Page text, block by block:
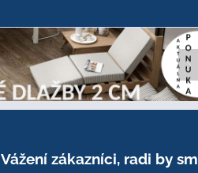
Vážení zákazníci, radi by